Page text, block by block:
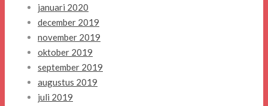
januari 2020
december 2019
november 2019
oktober 2019
september 2019
augustus 2019
juli 2019